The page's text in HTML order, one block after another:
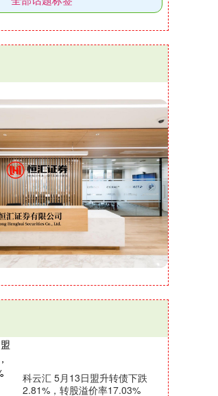
科云汇 5月13日盟升转债下跌
2.81%，转股溢价率17.03%